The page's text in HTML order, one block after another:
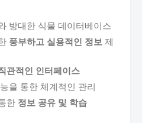
방대한 식물 데이터베이스
풍부하고 실용적인 정보 제
관적인 인터페이스
을 통한 체계적인 관리
한 정보 공유 및 학습